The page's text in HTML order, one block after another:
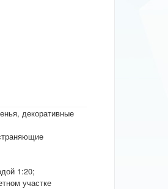
декоративные
1:20;
участке